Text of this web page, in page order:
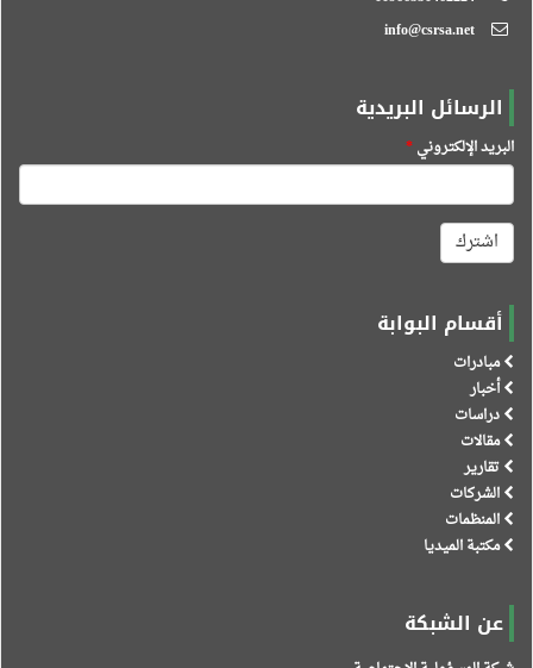
الرسائل البريدية
البريد الإلكتروني*
اشترك
أقسام البوابة
مبادرات
أخبار
دراسات
مقالات
تقارير
الشركات
المنظمات
مكتبة الميديا
عن الشبكة